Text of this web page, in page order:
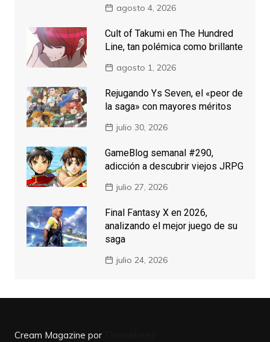
agosto 4, 2026
Cult of Takumi en The Hundred
Line, tan polémica como brillante
agosto 1, 2026
Rejugando Ys Seven, el «peor de
la saga» con mayores méritos
julio 30, 2026
GameBlog semanal #290,
adicción a descubrir viejos JRPG
julio 27, 2026
Final Fantasy X en 2026,
analizando el mejor juego de su
saga
julio 24, 2026
Cream Magazine por